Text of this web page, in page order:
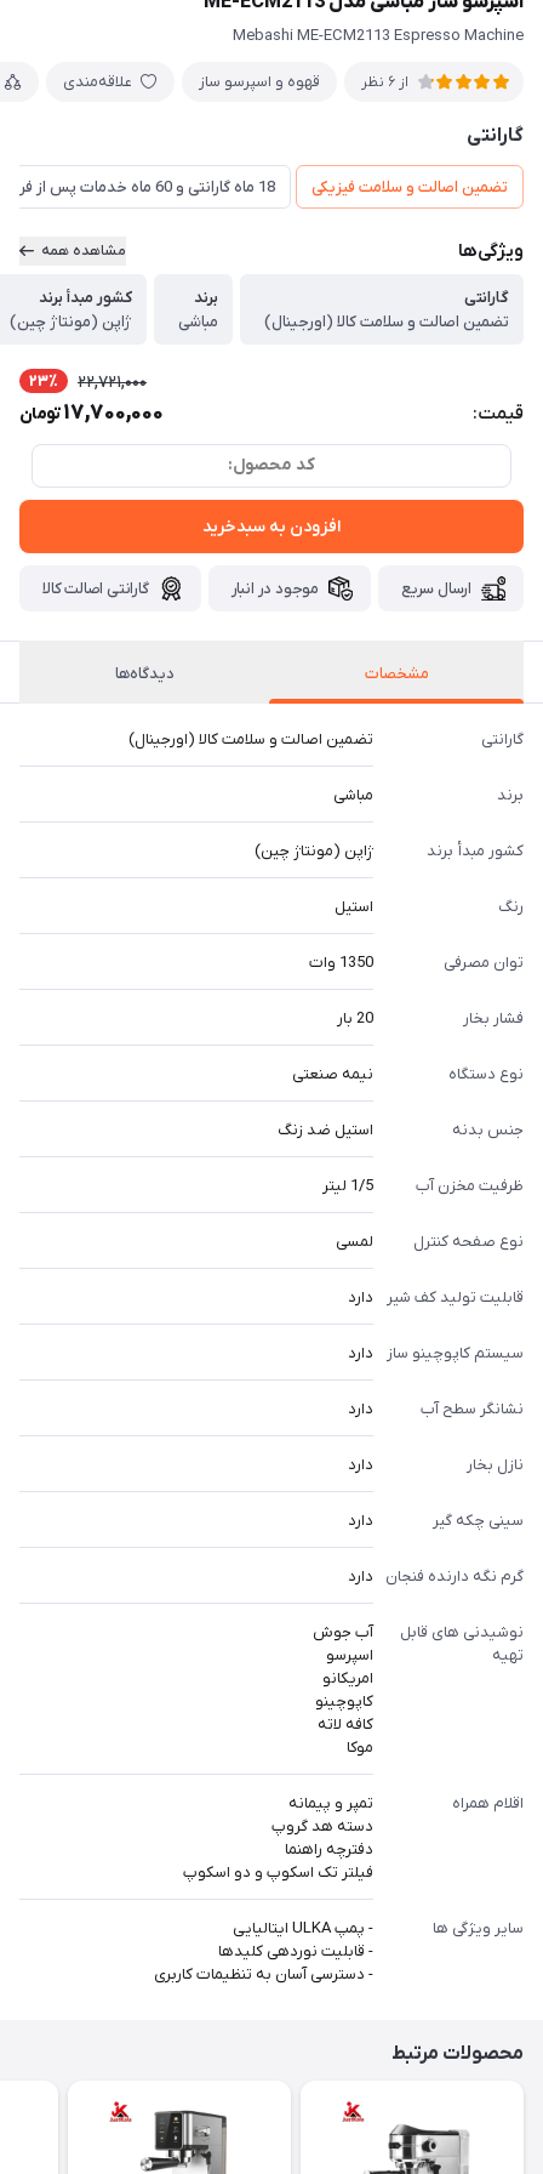
Mebashi ME-ECM2113 Espresso Machine
از 6 نظر قهوه و اسپرسو ساز علاقه‌مندی
گارانتی
تضمین اصالت و سلامت فیزیکی 18 ماه گارانتی و 60 ماه خدمات پس از فروش و گارانتی تعویض
ویژگی‌ها مشاهده همه
گارانتی
تضمین اصالت و سلامت کالا (اورجینال)
برند
مباشی
کشور مبدأ برند
ژاپن (مونتاژ چین)
قیمت:
22,721,000 23٪
17,700,000تومان
کد محصول:
افزودن به سبدخرید
ارسال سریع موجود در انبار گارانتی اصالت کالا
مشخصات دیدگاه‌ها
گارانتی تضمین اصالت و سلامت کالا (اورجینال)
برند مباشی
کشور مبدأ برند ژاپن (مونتاژ چین)
رنگ استیل
توان مصرفی 1350 وات
فشار بخار 20 بار
نوع دستگاه نیمه صنعتی
جنس بدنه استیل ضد زنگ
ظرفیت مخزن آب 1/5 لیتر
نوع صفحه کنترل لمسی
قابلیت تولید کف شیر دارد
سیستم کاپوچینو ساز دارد
نشانگر سطح آب دارد
نازل بخار دارد
سینی چکه گیر دارد
گرم نگه دارنده فنجان دارد
نوشیدنی های قابل
تهیه
آب جوش
اسپرسو
امریکانو
کاپوچینو
کافه لاته
موکا
اقلام همراه
تمپر و پیمانه
دسته هد گروپ
دفترچه راهنما
فیلتر تک اسکوپ و دو اسکوپ
سایر ویژگی ها
- پمپ ULKA ایتالیایی
- قابلیت نوردهی کلیدها
- دسترسی آسان به تنظیمات کاربری
محصولات مرتبط